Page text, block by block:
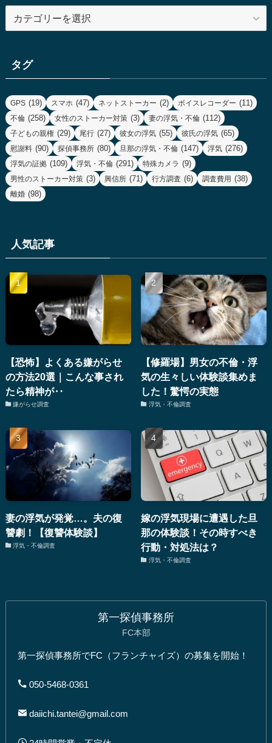
テ
ー
タグ
GPS (19) スマホ (47) ネットストーカー (2) ボイスレコーダー (11)
不倫 (258) 女性のストーカー対策 (3) 妻の浮気・不倫 (112)
子どもの親権 (29) 尾行 (27) 彼女の浮気 (55) 彼氏の浮気 (65)
慰謝料 (90) 探偵事務所 (80) 旦那の浮気・不倫 (147) 浮気 (276)
浮気の証拠 (109) 浮気・不倫 (291) 特殊カメラ (9)
男性のストーカー対策 (3) 興信所 (71) 行方調査 (6) 調査費用 (38)
離婚 (98)
人気記事
【恐怖】よくある嫌がらせ
の方法20選｜こんな事され
たら精神が‥
嫌がらせ調査
【修羅場】男女の不倫・浮
気の生々しい体験談集めま
した！驚愕の実態
浮気・不倫調査
妻の浮気が発覚…。夫の復
讐劇！【復讐体験談】
浮気・不倫調査
嫁の浮気現場に遭遇した旦
那の体験談！その時すべき
行動・対処法は？
浮気・不倫調査
第一探偵事務所
FC本部
第一探偵事務所でFC（フランチャイズ）の募集を開始！
050-5468-0361
daiichi.tantei@gmail.com